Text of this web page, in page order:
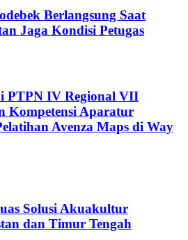
Berlangsung Saat
Jaga Kondisi Petugas
PTPN IV Regional VII
Kompetensi Aparatur
Avenza Maps di Way
Solusi Akuakultur
dan Timur Tengah